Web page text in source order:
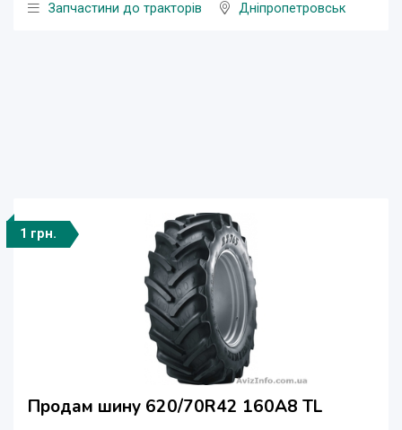
Запчастини до тракторів
Дніпропетровськ
1 грн.
Продам шину 620/70R42 160A8 TL